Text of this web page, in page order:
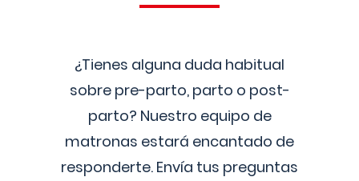
¿Tienes alguna duda habitual
sobre pre-parto, parto o post-
parto? Nuestro equipo de
matronas estará encantado de
responderte. Envía tus preguntas